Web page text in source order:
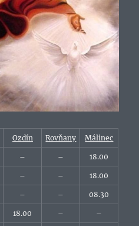
Ozdín Rovňany Málinec
– – 18.00
– – 18.00
– – 08.30
18.00 – –